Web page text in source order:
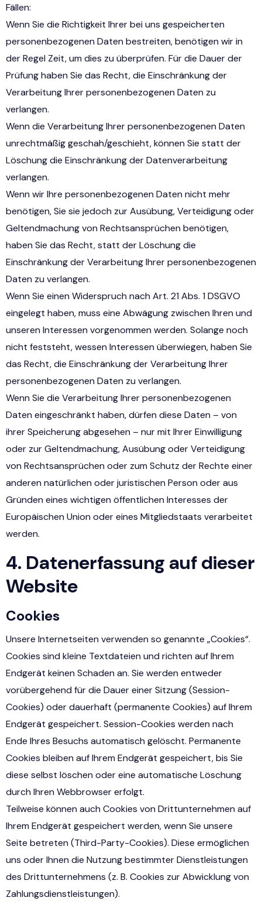
Fällen:
Wenn Sie die Richtigkeit Ihrer bei uns gespeicherten
personenbezogenen Daten bestreiten, benötigen wir in
der Regel Zeit, um dies zu überprüfen. Für die Dauer der
Prüfung haben Sie das Recht, die Einschränkung der
Verarbeitung Ihrer personenbezogenen Daten zu
verlangen.
Wenn die Verarbeitung Ihrer personenbezogenen Daten
unrechtmäßig geschah/geschieht, können Sie statt der
Löschung die Einschränkung der Datenverarbeitung
verlangen.
Wenn wir Ihre personenbezogenen Daten nicht mehr
benötigen, Sie sie jedoch zur Ausübung, Verteidigung oder
Geltendmachung von Rechtsansprüchen benötigen,
haben Sie das Recht, statt der Löschung die
Einschränkung der Verarbeitung Ihrer personenbezogenen
Daten zu verlangen.
Wenn Sie einen Widerspruch nach Art. 21 Abs. 1 DSGVO
eingelegt haben, muss eine Abwägung zwischen Ihren und
unseren Interessen vorgenommen werden. Solange noch
nicht feststeht, wessen Interessen überwiegen, haben Sie
das Recht, die Einschränkung der Verarbeitung Ihrer
personenbezogenen Daten zu verlangen.
Wenn Sie die Verarbeitung Ihrer personenbezogenen
Daten eingeschränkt haben, dürfen diese Daten – von
ihrer Speicherung abgesehen – nur mit Ihrer Einwilligung
oder zur Geltendmachung, Ausübung oder Verteidigung
von Rechtsansprüchen oder zum Schutz der Rechte einer
anderen natürlichen oder juristischen Person oder aus
Gründen eines wichtigen öffentlichen Interesses der
Europäischen Union oder eines Mitgliedstaats verarbeitet
werden.
4. Datenerfassung auf dieser
Website
Cookies
Unsere Internetseiten verwenden so genannte „Cookies“.
Cookies sind kleine Textdateien und richten auf Ihrem
Endgerät keinen Schaden an. Sie werden entweder
vorübergehend für die Dauer einer Sitzung (Session-
Cookies) oder dauerhaft (permanente Cookies) auf Ihrem
Endgerät gespeichert. Session-Cookies werden nach
Ende Ihres Besuchs automatisch gelöscht. Permanente
Cookies bleiben auf Ihrem Endgerät gespeichert, bis Sie
diese selbst löschen oder eine automatische Löschung
durch Ihren Webbrowser erfolgt.
Teilweise können auch Cookies von Drittunternehmen auf
Ihrem Endgerät gespeichert werden, wenn Sie unsere
Seite betreten (Third-Party-Cookies). Diese ermöglichen
uns oder Ihnen die Nutzung bestimmter Dienstleistungen
des Drittunternehmens (z. B. Cookies zur Abwicklung von
Zahlungsdienstleistungen).